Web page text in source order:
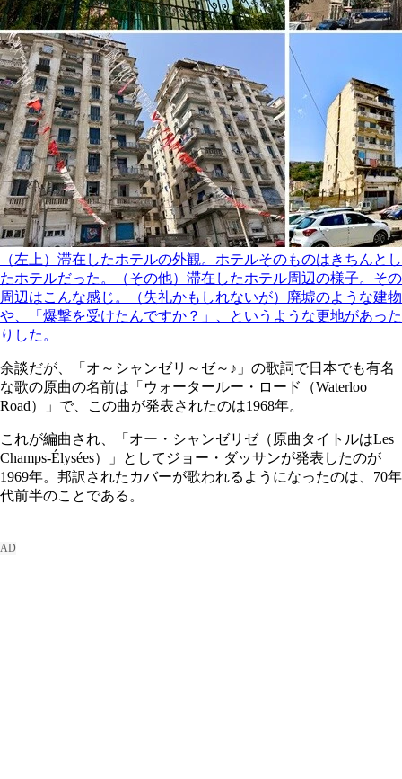
（左上）滞在したホテルの外観。ホテルそのものはきちんとし
たホテルだった。（その他）滞在したホテル周辺の様子。その
周辺はこんな感じ。（失礼かもしれないが）廃墟のような建物
や、「爆撃を受けたんですか？」、というような更地があった
りした。
余談だが、「オ～シャンゼリ～ゼ～♪」の歌詞で日本でも有名
な歌の原曲の名前は「ウォータールー・ロード（Waterloo
Road）」で、この曲が発表されたのは1968年。
これが編曲され、「オー・シャンゼリゼ（原曲タイトルはLes
Champs-Élysées）」としてジョー・ダッサンが発表したのが
1969年。邦訳されたカバーが歌われるようになったのは、70年
代前半のことである。